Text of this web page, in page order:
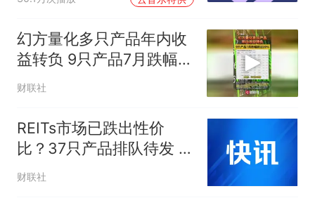
幻方量化多只产品年内收
益转负 9只产品7月跌幅超
过20%
财联社
REITs市场已跌出性价
比？37只产品排队待发 产
权类利差持续走高性价比
财联社